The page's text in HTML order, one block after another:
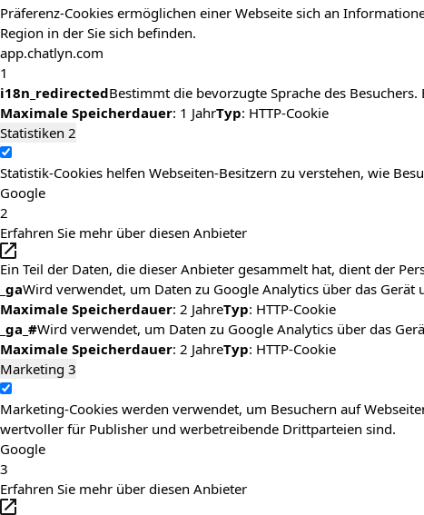
Präferenz-Cookies ermöglichen einer Webseite sich an
Region in der Sie sich befinden.
app.chatlyn.com
1
i18n_redirectedBestimmt die bevorzugte Sprache des
Maximale Speicherdauer: 1 JahrTyp: HTTP-Cookie
Statistiken 2
Statistik-Cookies helfen Webseiten-Besitzern zu verstehen, wie
Google
2
Erfahren Sie mehr über diesen Anbieter
Ein Teil der Daten, die dieser Anbieter gesammelt hat, dient der
_gaWird verwendet, um Daten zu Google Analytics über das
Maximale Speicherdauer: 2 JahreTyp: HTTP-Cookie
_ga_#Wird verwendet, um Daten zu Google Analytics über das
Maximale Speicherdauer: 2 JahreTyp: HTTP-Cookie
Marketing 3
Marketing-Cookies werden verwendet, um Besuchern auf
wertvoller für Publisher und werbetreibende Drittparteien sind.
Google
3
Erfahren Sie mehr über diesen Anbieter